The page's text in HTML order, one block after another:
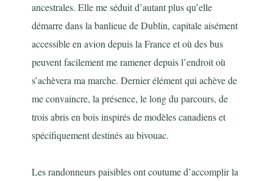
ancestrales. Elle me séduit d’autant plus qu’elle
démarre dans la banlieue de Dublin, capitale aisément
accessible en avion depuis la France et où des bus
peuvent facilement me ramener depuis l’endroit où
s’achèvera ma marche. Dernier élément qui achève de
me convaincre, la présence, le long du parcours, de
trois abris en bois inspirés de modèles canadiens et
spécifiquement destinés au bivouac.
Les randonneurs paisibles ont coutume d’accomplir la